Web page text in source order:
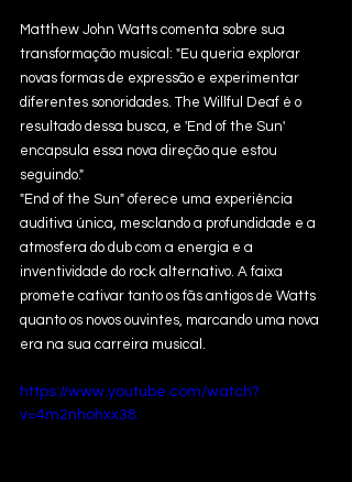
Matthew John Watts comenta sobre sua
transformação musical: "Eu queria explorar
novas formas de expressão e experimentar
diferentes sonoridades. The Willful Deaf é o
resultado dessa busca, e 'End of the Sun'
encapsula essa nova direção que estou
seguindo."
"End of the Sun" oferece uma experiência
auditiva única, mesclando a profundidade e a
atmosfera do dub com a energia e a
inventividade do rock alternativo. A faixa
promete cativar tanto os fãs antigos de Watts
quanto os novos ouvintes, marcando uma nova
era na sua carreira musical.
https://www.youtube.com/watch?
v=4m2nhohxx38